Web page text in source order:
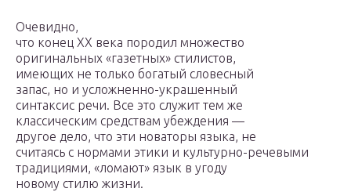
Очевидно,
что конец ХХ века породил множество
оригинальных «газетных» стилистов,
имеющих не только богатый словесный
запас, но и усложненно-украшенный
синтаксис речи. Все это служит тем же
классическим средствам убеждения —
другое дело, что эти новаторы языка, не
считаясь с нормами этики и культурно-речевыми
традициями, «ломают» язык в угоду
новому стилю жизни.